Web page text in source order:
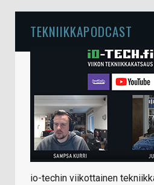
TEKNIIKKAPODCAST
io-techin viikottainen